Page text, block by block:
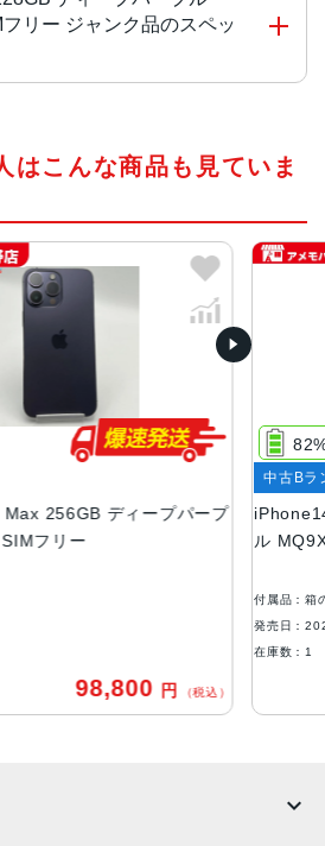
リー ジャンク品のスペッ
高性能コアと4つの高効率コアを搭
バー、ゴールド、ディープパープ
ル
容量
256GB、512GB、1TB
サイズ・重さ
・240g
液晶
ールスクリーンOLEDディスプレイ
くIP68等級（最大水深6メートルで
カメラ
Focus Pixels12MPの2倍望遠（ク
はこんな商品も見ていま
256GB ディープパープ
フリー
98,800 円 （税込）
ル
中古Bラ
付属品：箱
発売日：
在庫数：1